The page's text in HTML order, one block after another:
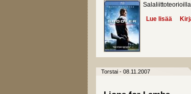
Lue lisää
Torstai - 08.11.2007